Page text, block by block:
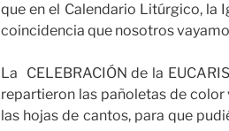
que en el Calendario Litúrgico, la
coincidencia que nosotros
La CELEBRACIÓN de la
repartieron las pañoletas de color
las hojas de cantos, para que